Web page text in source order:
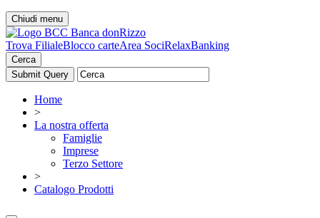
Chiudi menu
Trova FilialeBlocco carteArea SociRelaxBanking
Cerca
Home
>
La nostra offerta
Famiglie
Imprese
Terzo Settore
>
Catalogo Prodotti